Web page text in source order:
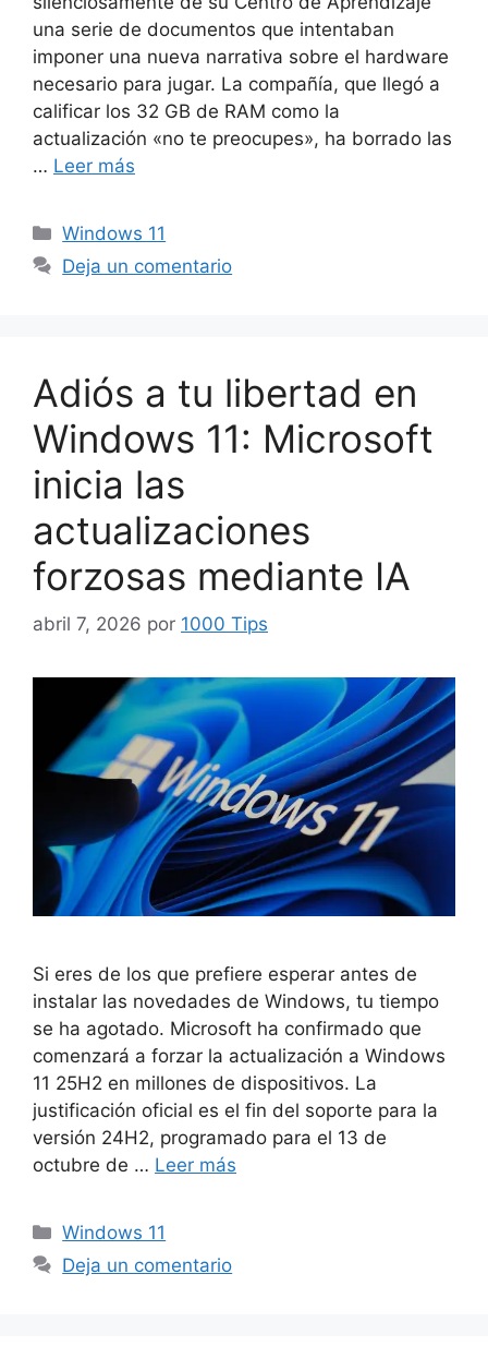
una serie de documentos que intentaban
imponer una nueva narrativa sobre el hardware
necesario para jugar. La compañía, que llegó a
calificar los 32 GB de RAM como la
actualización «no te preocupes», ha borrado las
… Leer más
Categorías
Windows 11
Deja un comentario
Adiós a tu libertad en
Windows 11: Microsoft
inicia las
actualizaciones
forzosas mediante IA
abril 7, 2026 por 1000 Tips
Si eres de los que prefiere esperar antes de
instalar las novedades de Windows, tu tiempo
se ha agotado. Microsoft ha confirmado que
comenzará a forzar la actualización a Windows
11 25H2 en millones de dispositivos. La
justificación oficial es el fin del soporte para la
versión 24H2, programado para el 13 de
octubre de … Leer más
Categorías
Windows 11
Deja un comentario